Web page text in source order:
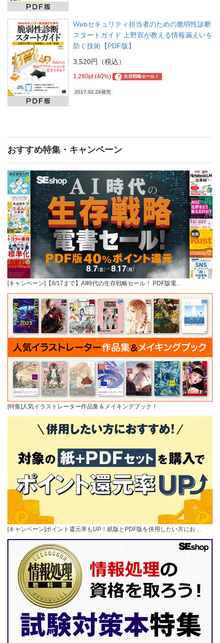
Webセキュリティ担当者のための脆弱性診断
スタートガイド 上野宣が教える情報漏えいを
防ぐ技術【PDF版】
3,520円（税込）
1,280pt (40%) ? 生存戦略セール！
2017.02.28発売
おすすめ特集・キャンペーン
[キャンペーン]【8/17まで】AI時代の生存戦略セール！ PDF版電…
[特集]人気イラストレーター作品集＆メイキングブック！
[キャンペーン]ポイント還元率もUP！紙版とPDF版を併用したい方にお…